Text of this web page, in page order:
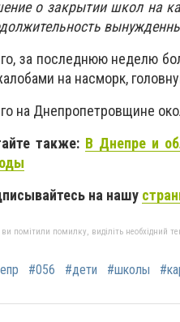
о закрытии школ на
за последнюю неделю
на насморк,
на Днепропетровщине
также: В Днепре и
на нашу
помітили помилку, виділіть необхідний
#056 #дети #школы